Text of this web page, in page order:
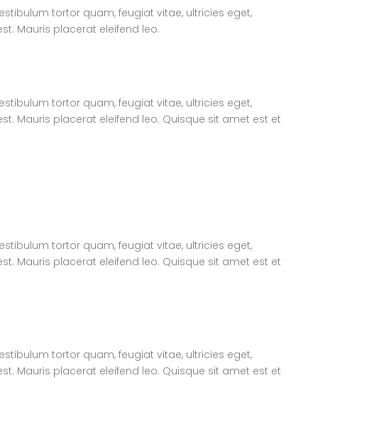
tortor quam, feugiat vitae, ultricies eget,
Mauris placerat eleifend leo.
tortor quam, feugiat vitae, ultricies eget,
Mauris placerat eleifend leo. Quisque sit amet est et
tortor quam, feugiat vitae, ultricies eget,
Mauris placerat eleifend leo. Quisque sit amet est et
tortor quam, feugiat vitae, ultricies eget,
Mauris placerat eleifend leo. Quisque sit amet est et